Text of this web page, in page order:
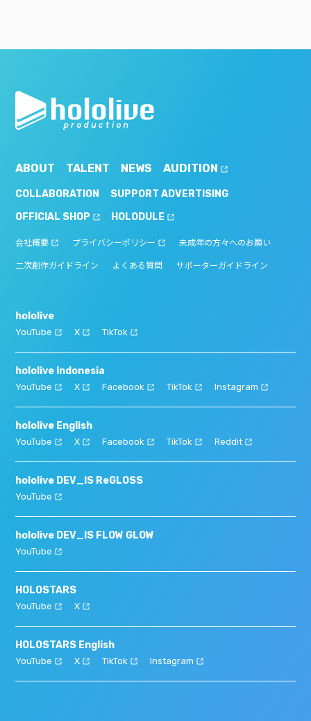
ABOUT TALENT NEWS AUDITION
COLLABORATION
SUPPORT ADVERTISING
OFFICIAL SHOP
HOLODULE
会社概要 プライバシーポリシー 未成年の方々へのお願い
二次創作ガイドライン よくある質問 サポーターガイドライン
hololive
YouTube X TikTok
hololive Indonesia
YouTube X Facebook TikTok Instagram
hololive English
YouTube X Facebook TikTok Reddit
hololive DEV_IS ReGLOSS
YouTube
hololive DEV_IS FLOW GLOW
YouTube
HOLOSTARS
YouTube X
HOLOSTARS English
YouTube X TikTok Instagram